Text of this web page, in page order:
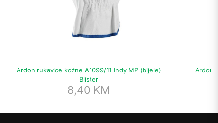
Ardon rukavice kožne A1099/11 Indy MP (bijele)
Blister
8,40 KM
Ardon